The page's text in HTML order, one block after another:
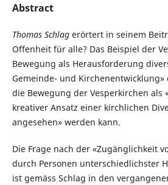
Abstract
Thomas Schlagerörtert in seinem
Offenheit für alle? Das Beispiel der
Bewegung als Herausforderung
Gemeinde- und Kirchenentwicklung»
die Bewegung der Vesperkirchen als
kreativer Ansatz einer kirchlichen
angesehen» werden kann.
Die Frage nach der «Zugänglichkeit
durch Personen unterschiedlichster
ist gemäss Schlag in den